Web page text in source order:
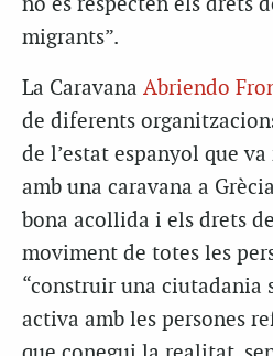
no es respecten els drets
migrants”.
La Caravana Abriendo
de diferents
de l’estat espanyol que
amb una caravana a
bona acollida i els drets
moviment de totes les
“construir una ciutadania
activa amb les persones